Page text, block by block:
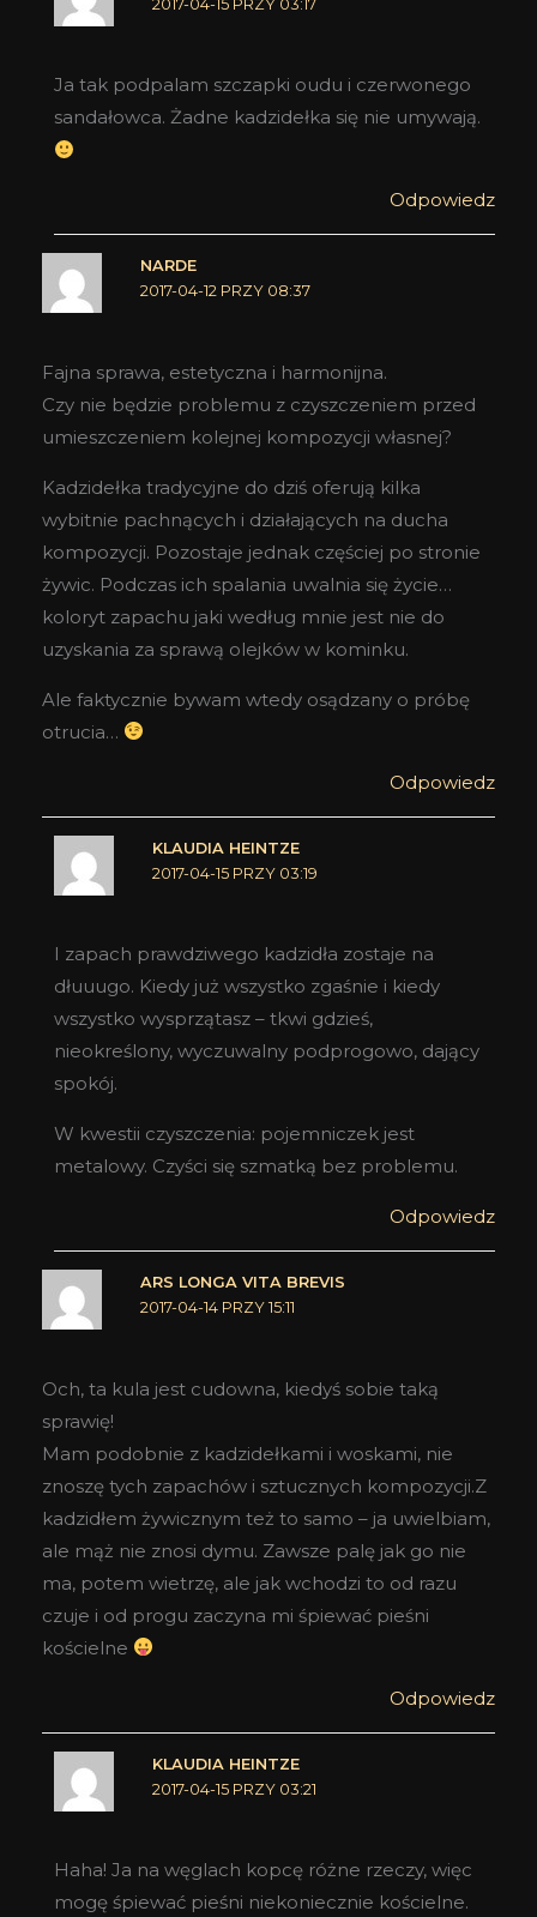
2017-04-15 PRZY 03:17
Ja tak podpalam szczapki oudu i czerwonego
sandałowca. Żadne kadzidełka się nie umywają.
Odpowiedz
NARDE
2017-04-12 PRZY 08:37
Fajna sprawa, estetyczna i harmonijna.
Czy nie będzie problemu z czyszczeniem przed
umieszczeniem kolejnej kompozycji własnej?
Kadzidełka tradycyjne do dziś oferują kilka
wybitnie pachnących i działających na ducha
kompozycji. Pozostaje jednak częściej po stronie
żywic. Podczas ich spalania uwalnia się życie…
koloryt zapachu jaki według mnie jest nie do
uzyskania za sprawą olejków w kominku.
Ale faktycznie bywam wtedy osądzany o próbę
otrucia…
Odpowiedz
KLAUDIA HEINTZE
2017-04-15 PRZY 03:19
I zapach prawdziwego kadzidła zostaje na
dłuuugo. Kiedy już wszystko zgaśnie i kiedy
wszystko wysprzątasz – tkwi gdzieś,
nieokreślony, wyczuwalny podprogowo, dający
spokój.
W kwestii czyszczenia: pojemniczek jest
metalowy. Czyści się szmatką bez problemu.
Odpowiedz
ARS LONGA VITA BREVIS
2017-04-14 PRZY 15:11
Och, ta kula jest cudowna, kiedyś sobie taką
sprawię!
Mam podobnie z kadzidełkami i woskami, nie
znoszę tych zapachów i sztucznych kompozycji.Z
kadzidłem żywicznym też to samo – ja uwielbiam,
ale mąż nie znosi dymu. Zawsze palę jak go nie
ma, potem wietrzę, ale jak wchodzi to od razu
czuje i od progu zaczyna mi śpiewać pieśni
kościelne
Odpowiedz
KLAUDIA HEINTZE
2017-04-15 PRZY 03:21
Haha! Ja na węglach kopcę różne rzeczy, więc
mogę śpiewać pieśni niekoniecznie kościelne.